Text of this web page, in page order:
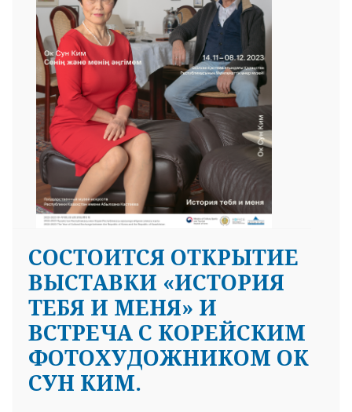
СОСТОИТСЯ ОТКРЫТИЕ
ВЫСТАВКИ «ИСТОРИЯ
ТЕБЯ И МЕНЯ» И
ВСТРЕЧА С КОРЕЙСКИМ
ФОТОХУДОЖНИКОМ ОК
СУН КИМ.